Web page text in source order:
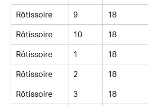
Rôtissoire
9 18
Rôtissoire
10 18
Rôtissoire
1 18
Rôtissoire
2 18
Rôtissoire
3 18